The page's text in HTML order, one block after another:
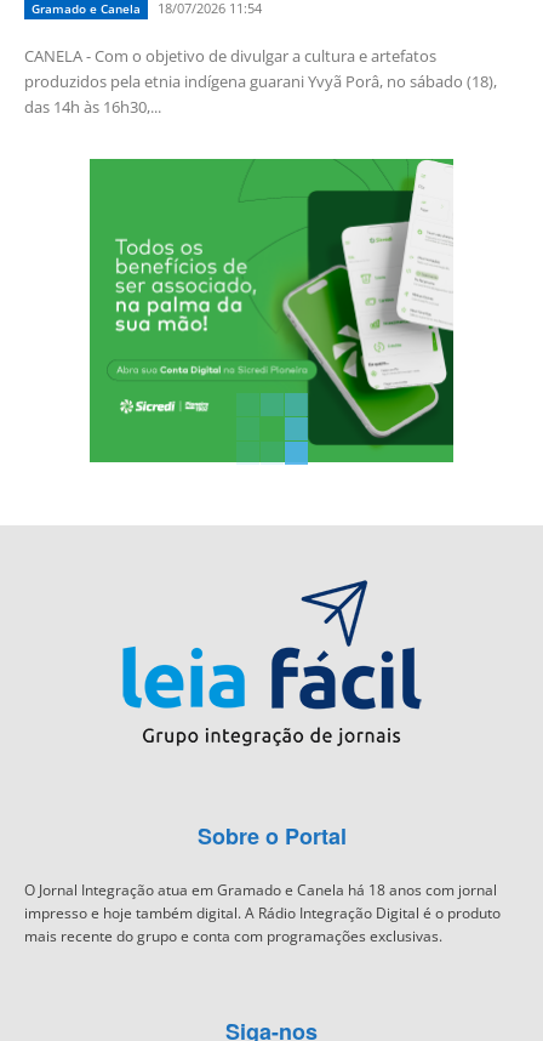
Gramado e Canela 18/07/2026 11:54
CANELA - Com o objetivo de divulgar a cultura e artefatos
produzidos pela etnia indígena guarani Yvyã Porâ, no sábado (18),
das 14h às 16h30,...
Sobre o Portal
O Jornal Integração atua em Gramado e Canela há 18 anos com jornal
impresso e hoje também digital. A Rádio Integração Digital é o produto
mais recente do grupo e conta com programações exclusivas.
Siga-nos